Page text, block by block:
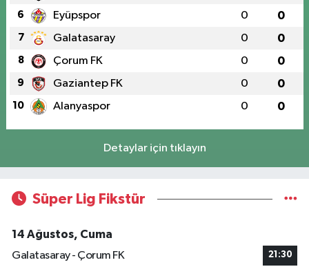
6 Eyüpspor 0 0
7 Galatasaray 0 0
8 Çorum FK 0 0
9 Gaziantep FK 0 0
10 Alanyaspor 0 0
Detaylar için tıklayın
Süper Lig Fikstür
14 Ağustos, Cuma
Galatasaray - Çorum FK
21:30